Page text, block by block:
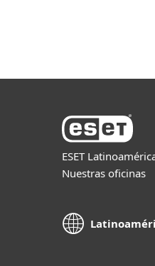
ESET
Nuestras oficinas